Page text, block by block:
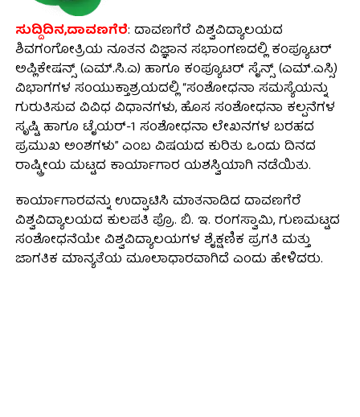
ಸುದ್ದಿದಿನ,ದಾವಣಗೆರೆ: ದಾವಣಗೆರೆ ವಿಶ್ವವಿದ್ಯಾಲಯದ
ಶಿವಗಂಗೋತ್ರಿಯ ನೂತನ ವಿಜ್ಞಾನ ಸಭಾಂಗಣದಲ್ಲಿ ಕಂಪ್ಯೂಟರ್
ಅಪ್ಲಿಕೇಷನ್ಸ್ (ಎಮ್.ಸಿ.ಎ) ಹಾಗೂ ಕಂಪ್ಯೂಟರ್ ಸೈನ್ಸ್ (ಎಮ್.ಎಸ್ಸಿ)
ವಿಭಾಗಗಳ ಸಂಯುಕ್ತಾಶ್ರಯದಲ್ಲಿ “ಸಂಶೋಧನಾ ಸಮಸ್ಯೆಯನ್ನು
ಗುರುತಿಸುವ ವಿವಿಧ ವಿಧಾನಗಳು, ಹೊಸ ಸಂಶೋಧನಾ ಕಲ್ಪನೆಗಳ
ಸೃಷ್ಟಿ ಹಾಗೂ ಟೈಯರ್-1 ಸಂಶೋಧನಾ ಲೇಖನಗಳ ಬರಹದ
ಪ್ರಮುಖ ಅಂಶಗಳು” ಎಂಬ ವಿಷಯದ ಕುರಿತು ಒಂದು ದಿನದ
ರಾಷ್ಟ್ರೀಯ ಮಟ್ಟದ ಕಾರ್ಯಾಗಾರ ಯಶಸ್ವಿಯಾಗಿ ನಡೆಯಿತು.
ಕಾರ್ಯಾಗಾರವನ್ನು ಉದ್ಘಾಟಿಸಿ ಮಾತನಾಡಿದ ದಾವಣಗೆರೆ
ವಿಶ್ವವಿದ್ಯಾಲಯದ ಕುಲಪತಿ ಪ್ರೊ. ಬಿ. ಇ. ರಂಗಸ್ವಾಮಿ, ಗುಣಮಟ್ಟದ
ಸಂಶೋಧನೆಯೇ ವಿಶ್ವವಿದ್ಯಾಲಯಗಳ ಶೈಕ್ಷಣಿಕ ಪ್ರಗತಿ ಮತ್ತು
ಜಾಗತಿಕ ಮಾನ್ಯತೆಯ ಮೂಲಾಧಾರವಾಗಿದೆ ಎಂದು ಹೇಳಿದರು.